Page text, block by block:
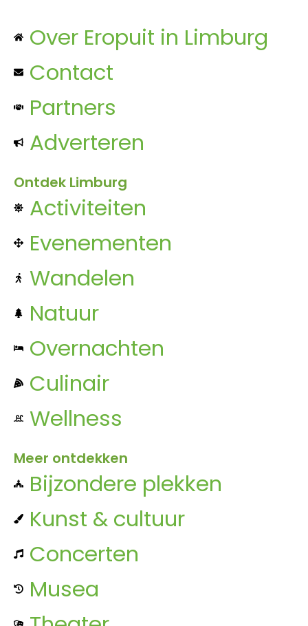
Over Eropuit in Limburg
Contact
Partners
Adverteren
Ontdek Limburg
Activiteiten
Evenementen
Wandelen
Natuur
Overnachten
Culinair
Wellness
Meer ontdekken
Bijzondere plekken
Kunst & cultuur
Concerten
Musea